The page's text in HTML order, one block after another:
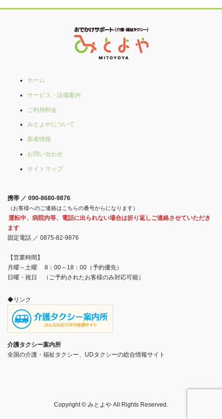
ホーム
サービス・設備案内
ご利用料金
みとよやについて
新着情報
お問い合わせ
サイトマップ
携帯 ／ 090-8680-9876
（お客様へのご連絡はこちらの番号からになります）
運転中、病院内等、電話に出られない場合は折り返しご連絡させていただき
ます
固定電話 ／ 0875-82-9876
【営業時間】
月曜～土曜 8：00～18：00（予約優先）
日曜・祝日 （ご予約されたお客様のみ対応可能）
◆リンク
介護タクシー案内所
全国の介護・福祉タクシー、UDタクシーの総合情報サイト
Copyright © みとよや All Rights Reserved.